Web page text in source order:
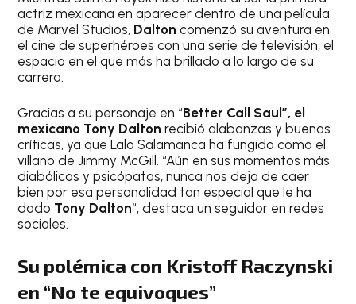
actriz mexicana en aparecer dentro de una película
de Marvel Studios, Dalton comenzó su aventura en
el cine de superhéroes con una serie de televisión, el
espacio en el que más ha brillado a lo largo de su
carrera.
Gracias a su personaje en “Better Call Saul”, el
mexicano Tony Dalton recibió alabanzas y buenas
críticas, ya que Lalo Salamanca ha fungido como el
villano de Jimmy McGill. “Aún en sus momentos más
diabólicos y psicópatas, nunca nos deja de caer
bien por esa personalidad tan especial que le ha
dado Tony Dalton“, destaca un seguidor en redes
sociales.
Su polémica con Kristoff Raczynski
en “No te equivoques”